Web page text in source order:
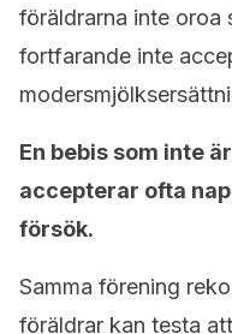
föräldrarna inte oroa
fortfarande inte
En bebis som inte
accepterar ofta
försök.
Samma förening
föräldrar kan testa